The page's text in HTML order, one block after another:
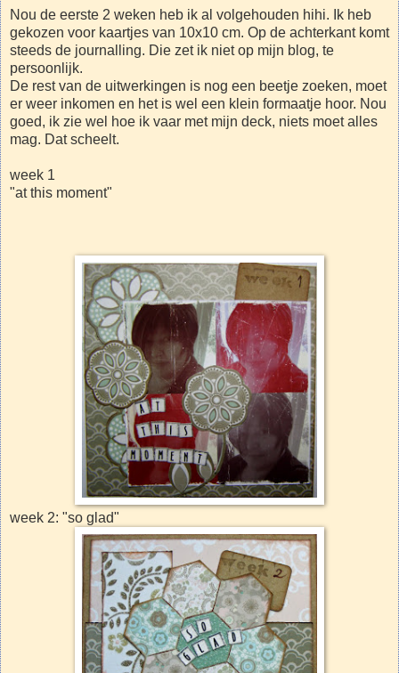
Nou de eerste 2 weken heb ik al volgehouden hihi. Ik heb
gekozen voor kaartjes van 10x10 cm. Op de achterkant komt
steeds de journalling. Die zet ik niet op mijn blog, te
persoonlijk.
De rest van de uitwerkingen is nog een beetje zoeken, moet
er weer inkomen en het is wel een klein formaatje hoor. Nou
goed, ik zie wel hoe ik vaar met mijn deck, niets moet alles
mag. Dat scheelt.
week 1
"at this moment"
week 2: "so glad"